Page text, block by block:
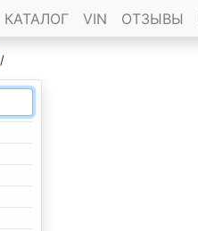
КАТАЛОГ VIN ОТЗЫВЫ
/